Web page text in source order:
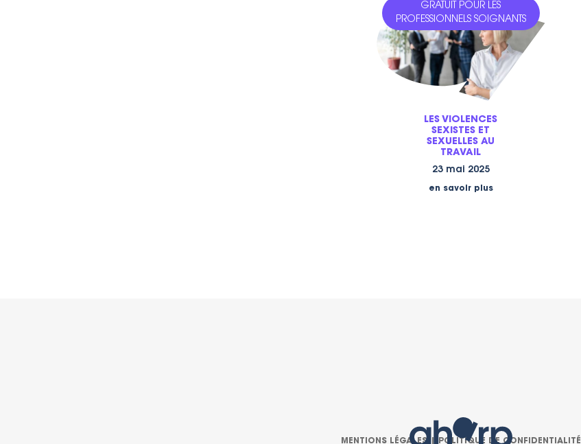
LES VIOLENCES
SEXISTES ET
SEXUELLES AU
TRAVAIL
23 mai 2025
GRATUIT POUR LES
PROFESSIONNELS SOIGNANTS
en savoir plus
MENTIONS LÉGALES POLITIQUE DE CONFIDENTIALITÉ